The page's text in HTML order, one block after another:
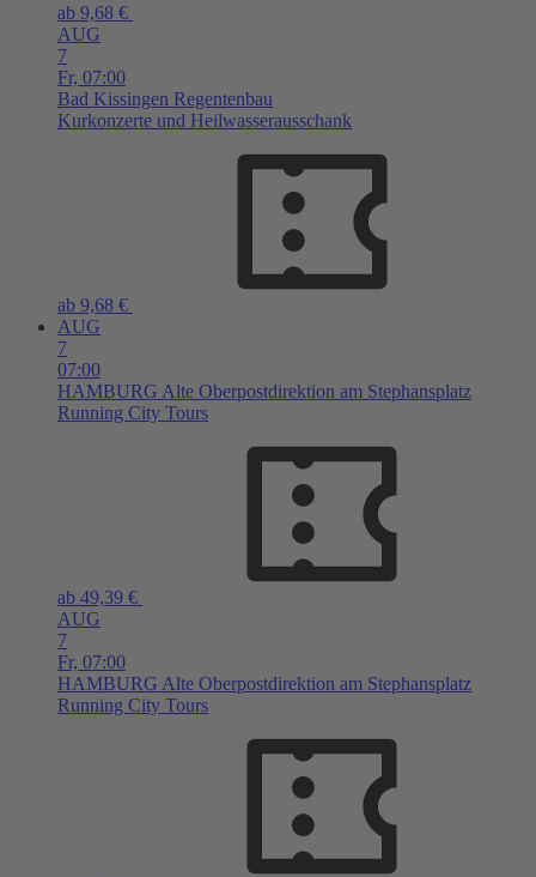
ab 9,68 €
AUG
7
Fr, 07:00
Bad Kissingen Regentenbau
Kurkonzerte und Heilwasserausschank
ab 9,68 €
AUG
7
07:00
HAMBURG Alte Oberpostdirektion am Stephansplatz
Running City Tours
ab 49,39 €
AUG
7
Fr, 07:00
HAMBURG Alte Oberpostdirektion am Stephansplatz
Running City Tours